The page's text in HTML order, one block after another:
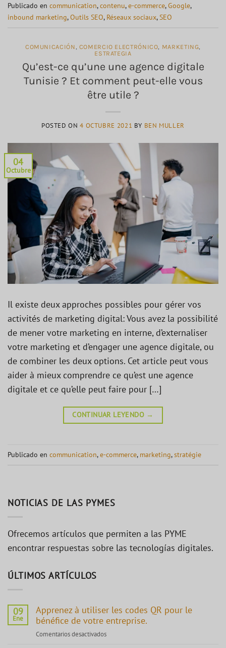
Publicado en communication,contenu,e-commerce,Google,
inbound marketing,Outils SEO, Réseaux sociaux,SEO
COMUNICACIÓN COMERCIO ELECTRÓNICO MARKETING
ESTRATEGIA
Qu’est-ce qu’une une agence digitale
Tunisie ? Et comment peut-elle vous
être utile ?
POSTED ON4 OCTUBRE 2021 BY BEN MULLER
04
Octubre
Il existe deux approches possibles pour gérer vos
activités de marketing digital: Vous avez la possibilité
de mener votre marketing en interne, d’externaliser
votre marketing et d’engager une agence digitale, ou
de combiner les deux options. Cet article peut vous
aider à mieux comprendre ce qu’est une agence
digitale et ce qu’elle peut faire pour […]
CONTINUAR LEYENDO →
Publicado en communication,e-commerce, marketing,stratégie
NOTICIAS DE LAS PYMES
Ofrecemos artículos que permiten a las PYME
encontrar respuestas sobre las tecnologías digitales.
ÚLTIMOS ARTÍCULOS
09
Ene
Apprenez à utiliser les codes QR pour le
bénéfice de votre entreprise.
Comentarios desactivados